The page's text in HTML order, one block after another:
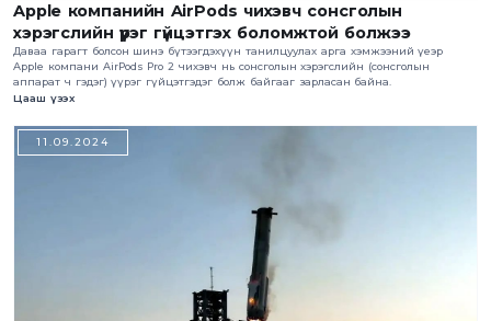
Apple компанийн AirPods чихэвч сонсголын
хэрэгслийн үүрэг гүйцэтгэх боломжтой болжээ
Даваа гарагт болсон шинэ бүтээгдэхүүн танилцуулах арга хэмжээний үеэр
Apple компани AirPods Pro 2 чихэвч нь сонсголын хэрэгслийн (сонсголын
аппарат ч гэдэг) үүрэг гүйцэтгэдэг болж байгааг зарласан байна.
Цааш үзэх
11.09.2024